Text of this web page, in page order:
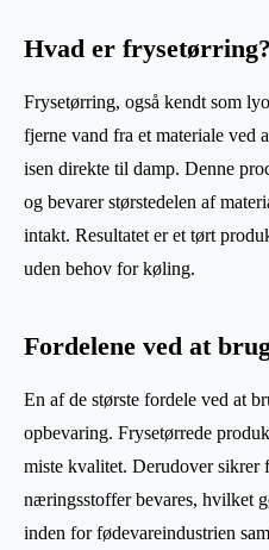
Hvad er frysetørring?
Frysetørring, også kendt som
fjerne vand fra et materiale ved
isen direkte til damp. Denne
og bevarer størstedelen af
intakt. Resultatet er et tørt
uden behov for køling.
Fordelene ved at
En af de største fordele ved at
opbevaring. Frysetørrede
miste kvalitet. Derudover sikrer
næringsstoffer bevares, hvilket
inden for fødevareindustrien